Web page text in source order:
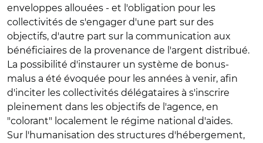
enveloppes allouées - et l'obligation pour les
collectivités de s'engager d'une part sur des
objectifs, d'autre part sur la communication aux
bénéficiaires de la provenance de l'argent distribué.
La possibilité d'instaurer un système de bonus-
malus a été évoquée pour les années à venir, afin
d'inciter les collectivités délégataires à s'inscrire
pleinement dans les objectifs de l'agence, en
"colorant" localement le régime national d'aides.
Sur l'humanisation des structures d'hébergement,